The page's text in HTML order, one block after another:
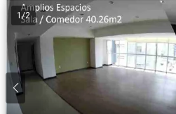
1/2